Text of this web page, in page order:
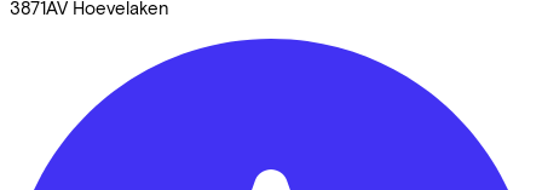
3871AV Hoevelaken